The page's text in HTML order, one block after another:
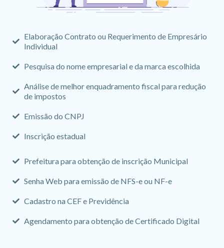
Elaboração Contrato ou Requerimento de Empresário
Individual
Pesquisa do nome empresarial e da marca escolhida
Análise de melhor enquadramento fiscal para redução
de impostos
Emissão do CNPJ
Inscrição estadual
Prefeitura para obtenção de inscrição Municipal
Senha Web para emissão de NFS-e ou NF-e
Cadastro na CEF e Previdência
Agendamento para obtenção de Certificado Digital